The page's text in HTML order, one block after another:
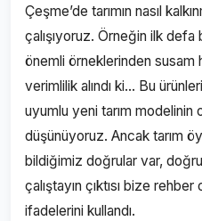
Çeşme’de tarımın nasıl
çalışıyoruz. Örneğin ilk defa
önemli örneklerinden susam
verimlilik alındı ki... Bu
uyumlu yeni tarım modelinin
düşünüyoruz. Ancak tarım
bildiğimiz doğrular var,
çalıştayın çıktısı bize
ifadelerini kullandı.